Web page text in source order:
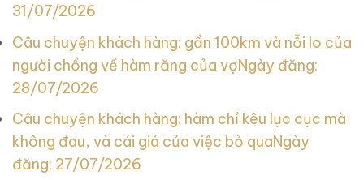
31/07/2026
Câu chuyện khách hàng: gần 100km và nỗi lo của
người chồng về hàm răng của vợNgày đăng:
28/07/2026
Câu chuyện khách hàng: hàm chỉ kêu lục cục mà
không đau, và cái giá của việc bỏ quaNgày
đăng: 27/07/2026